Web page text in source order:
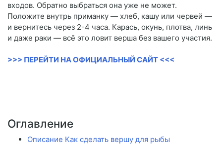
входов. Обратно выбраться она уже не может.
Положите внутрь приманку — хлеб, кашу или червей —
и вернитесь через 2-4 часа. Карась, окунь, плотва, линь
и даже раки — всё это ловит верша без вашего участия.
>>> ПЕРЕЙТИ НА ОФИЦИАЛЬНЫЙ САЙТ <<<
Оглавление
Описание Как сделать вершу для рыбы